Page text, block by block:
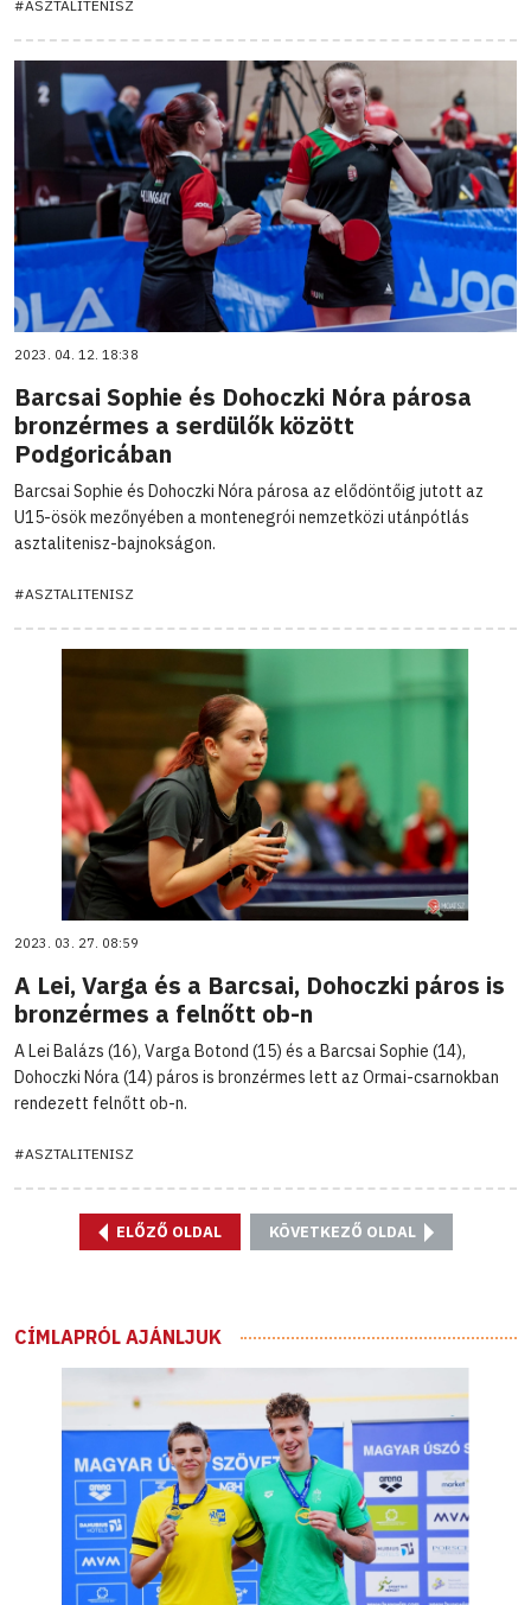
#ASZTALITENISZ
2023. 04. 12. 18:38
Barcsai Sophie és Dohoczki Nóra párosa
bronzérmes a serdülők között
Podgoricában
Barcsai Sophie és Dohoczki Nóra párosa az elődöntőig jutott az
U15-ösök mezőnyében a montenegrói nemzetközi utánpótlás
asztalitenisz-bajnokságon.
#ASZTALITENISZ
2023. 03. 27. 08:59
A Lei, Varga és a Barcsai, Dohoczki páros is
bronzérmes a felnőtt ob-n
A Lei Balázs (16), Varga Botond (15) és a Barcsai Sophie (14),
Dohoczki Nóra (14) páros is bronzérmes lett az Ormai-csarnokban
rendezett felnőtt ob-n.
#ASZTALITENISZ
ELŐZŐ OLDAL KÖVETKEZŐ OLDAL
CÍMLAPRÓL AJÁNLJUK